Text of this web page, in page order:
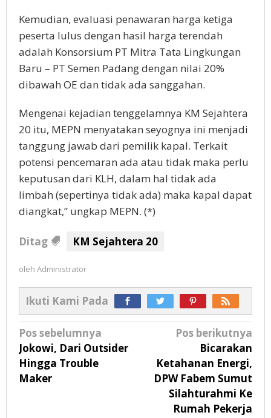
Kemudian, evaluasi penawaran harga ketiga
peserta lulus dengan hasil harga terendah
adalah Konsorsium PT Mitra Tata Lingkungan
Baru – PT Semen Padang dengan nilai 20%
dibawah OE dan tidak ada sanggahan.
Mengenai kejadian tenggelamnya KM Sejahtera
20 itu, MEPN menyatakan seyognya ini menjadi
tanggung jawab dari pemilik kapal. Terkait
potensi pencemaran ada atau tidak maka perlu
keputusan dari KLH, dalam hal tidak ada
limbah (sepertinya tidak ada) maka kapal dapat
diangkat,” ungkap MEPN. (*)
Ditag KM Sejahtera 20
oleh Administrator
Ikuti Kami Pada
Navigasi
pos
Pos sebelumnya
Jokowi, Dari Outsider
Hingga Trouble
Maker
Pos berikutnya
Bicarakan
Ketahanan Energi,
DPW Fabem Sumut
Silahturahmi Ke
Rumah Pekerja